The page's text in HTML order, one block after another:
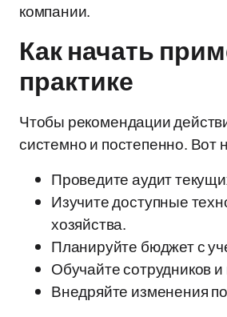
компании.
Как начать
практике
Чтобы рекомендации
системно и постепенно. Вот
Проведите аудит
Изучите доступные
хозяйства.
Планируйте бюджет с
Обучайте сотрудников
Внедряйте изменения